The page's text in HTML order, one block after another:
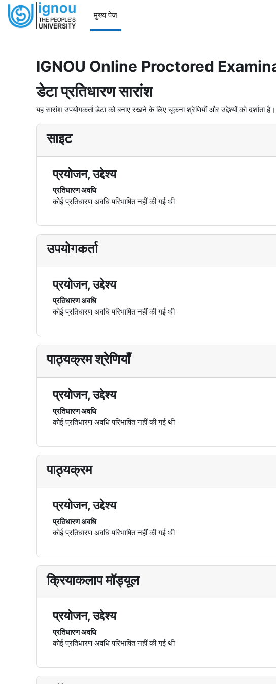
छोड़ कर मुख्य सामग्री पर जाएं
मुख्य पेज
IGNOU Online Proctored
डेटा प्रतिधारण सारांश
यह सारांश उपयोगकर्ता डेटा को बनाए रखने के लिए चूकना श्रेणियों और उद्देश्यों को दर्शाता
साइट
प्रयोजन, उद्देश्य
प्रतिधारण अवधि
कोई प्रतिधारण अवधि परिभाषित नहीं की गई थी
उपयोगकर्ता
प्रयोजन, उद्देश्य
प्रतिधारण अवधि
कोई प्रतिधारण अवधि परिभाषित नहीं की गई थी
पाठ्यक्रम श्रेणियाँ
प्रयोजन, उद्देश्य
प्रतिधारण अवधि
कोई प्रतिधारण अवधि परिभाषित नहीं की गई थी
पाठ्यक्रम
प्रयोजन, उद्देश्य
प्रतिधारण अवधि
कोई प्रतिधारण अवधि परिभाषित नहीं की गई थी
क्रियाकलाप मॉड्यूल
प्रयोजन, उद्देश्य
प्रतिधारण अवधि
कोई प्रतिधारण अवधि परिभाषित नहीं की गई थी